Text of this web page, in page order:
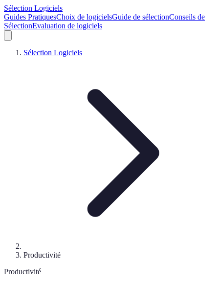
Sélection Logiciels
Guides PratiquesChoix de logicielsGuide de sélectionConseils de
SélectionEvaluation de logiciels
Sélection Logiciels
Productivité
Productivité